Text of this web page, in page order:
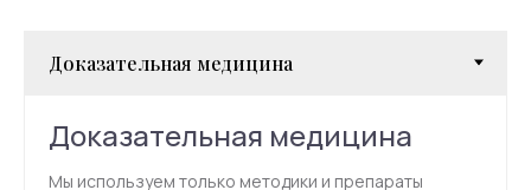
Доказательная медицина
Мы используем только методики и препараты